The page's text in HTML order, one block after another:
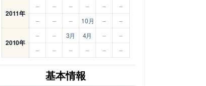
2011年
– – – – –
–
–
– – 10月 – –
2010年
– – 3月 4月 –
–
–
– – – – –
基本情報